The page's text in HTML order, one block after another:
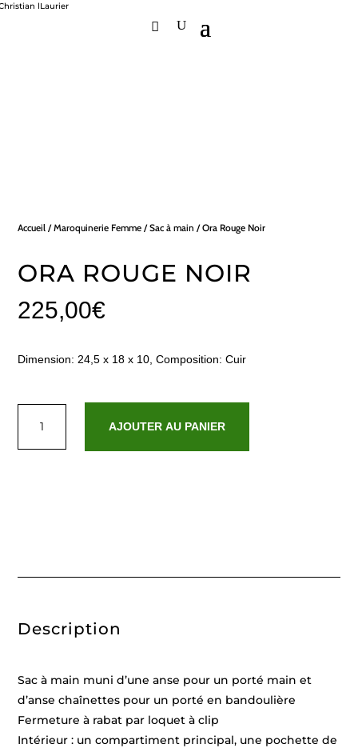
Accueil /Maroquinerie Femme /Sac à main / Ora Rouge Noir
ORA ROUGE NOIR
225,00€
Dimension: 24,5 x 18 x 10, Composition: Cuir
AJOUTER AU PANIER
Description
Sac à main muni d’une anse pour un porté main et
d’anse chaînettes pour un porté en bandoulière
Fermeture à rabat par loquet à clip
Intérieur : un compartiment principal, une pochette de